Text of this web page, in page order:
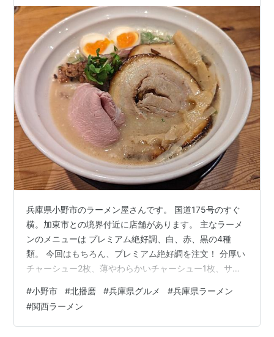
兵庫県小野市のラーメン屋さんです。 国道175号のすぐ
横。加東市との境界付近に店舗があります。 主なラーメ
ンのメニューは プレミアム絶好調、白、赤、黒の4種
類。 今回はもちろん、プレミアム絶好調を注文！ 分厚い
チャーシュー2枚、薄やわらかいチャーシュー1枚、サイ
ープもとっても濃厚🤤 このラーメンだけをおかずにして
ライスが食べれるほどです。 プレミアムは1日10食（土
日祝は20食）限定とのことですが、今回は土曜日の21時
#小野市 #北播磨 #兵庫県グルメ #兵庫県ラーメン
#関西ラーメン